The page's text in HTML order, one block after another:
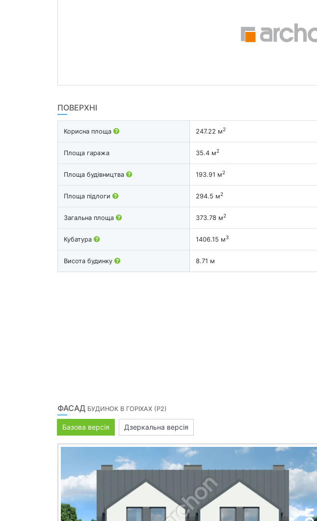
ПОВЕРХНІ
Корисна площа 247.22 м2
Площа гаража 35.4 м2
Площа будівництва 193.91 м2
Площа підлоги 294.5 м2
Загальна площа 373.78 м2
Кубатура 1406.15 м3
Висота будинку 8.71 м
ФАСАД БУДИНОК В ГОРІХАХ (Р2)
Базова версія Дзеркальна версія